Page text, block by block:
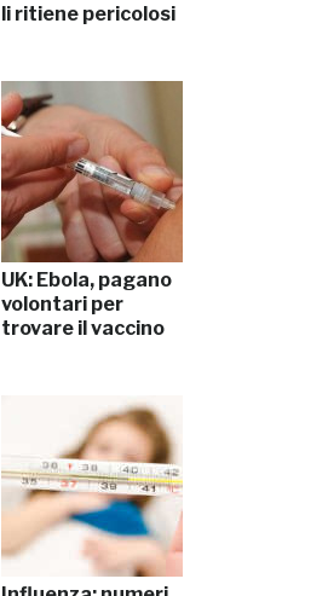
li ritiene pericolosi
UK: Ebola, pagano
volontari per
trovare il vaccino